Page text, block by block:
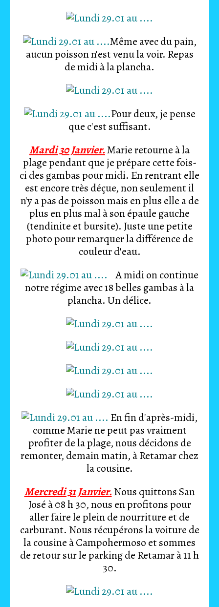
Même avec du pain,
aucun poisson n'est venu la voir. Repas
de midi à la plancha.
Pour deux, je pense
que c'est suffisant.
Mardi 30 Janvier.Marie retourne à la
plage pendant que je prépare cette fois-
ci des gambas pour midi. En rentrant elle
est encore très déçue, non seulement il
n'y a pas de poisson mais en plus elle a de
plus en plus mal à son épaule gauche
(tendinite et bursite). Juste une petite
photo pour remarquer la différence de
couleur d'eau.
A midi on continue
notre régime avec 18 belles gambas à la
plancha. Un délice.
En fin d'après-midi,
comme Marie ne peut pas vraiment
profiter de la plage, nous décidons de
remonter, demain matin, à Retamar chez
la cousine.
Mercredi 31 Janvier. Nous quittons San
José à 08 h 30, nous en profitons pour
aller faire le plein de nourriture et de
carburant. Nous récupérons la voiture de
la cousine à Campohermoso et sommes
de retour sur le parking de Retamar à 11 h
30.